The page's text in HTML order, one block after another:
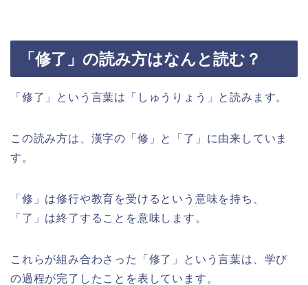
「修了」の読み方はなんと読む？
「修了」という言葉は「しゅうりょう」と読みます。
この読み方は、漢字の「修」と「了」に由来していま
す。
「修」は修行や教育を受けるという意味を持ち、
「了」は終了することを意味します。
これらが組み合わさった「修了」という言葉は、学び
の過程が完了したことを表しています。